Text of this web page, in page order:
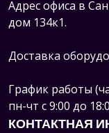
Адрес офиса в
дом 134к1.
Доставка
График работы
пн-чт с 9:00 до
КОНТАКТНАЯ